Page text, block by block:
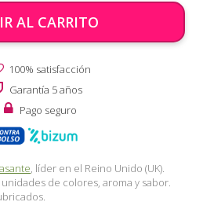
AL CARRITO
100% satisfacción
Garantía 5 años
Pago seguro
, líder en el Reino Unido (UK).
de colores, aroma y sabor.